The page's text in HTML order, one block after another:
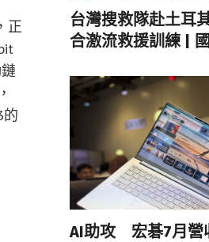
正
的
台灣搜救隊赴土耳
合激流救援訓練 |
AI助攻 宏碁7月營